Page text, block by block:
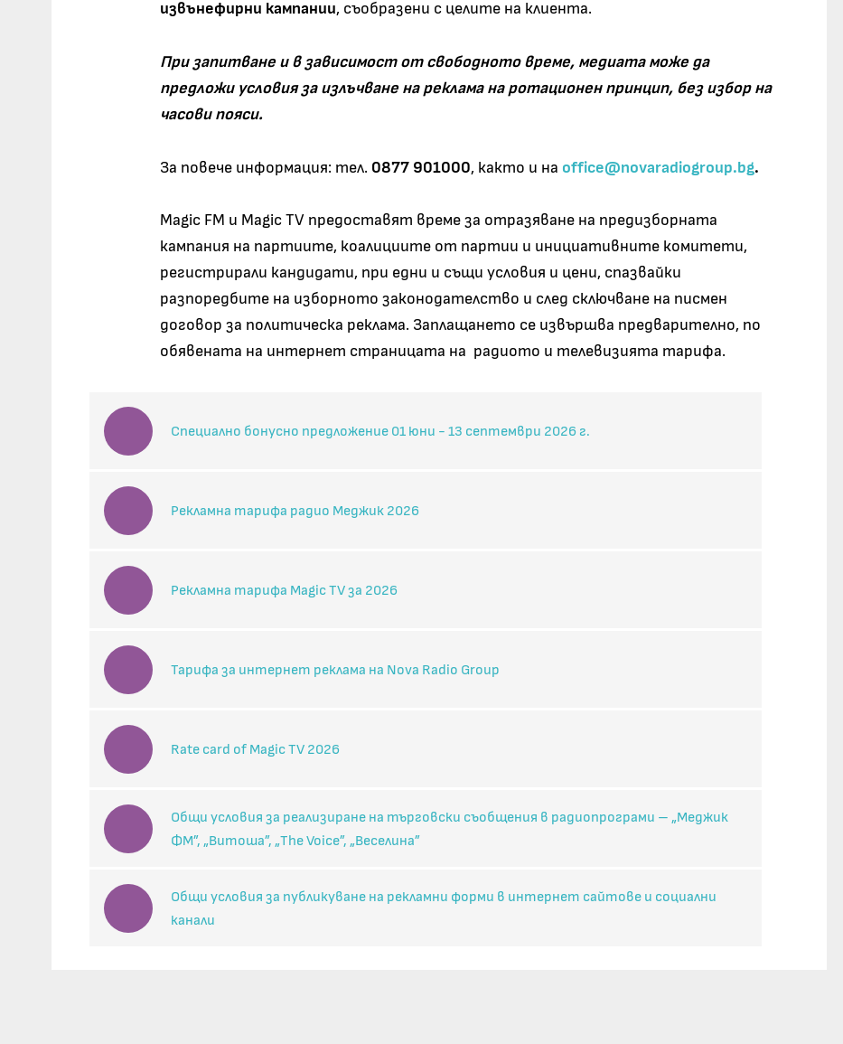
извънефирни кампании, съобразени с целите на клиента.
При запитване и в зависимост от свободното време, медиата може да
предложи условия за излъчване на реклама на ротационен принцип, без избор на
часови пояси.
За повече информация: тел. 0877 901000, както и на office@novaradiogroup.bg.
Magic FM и Magic TV предоставят време за отразяване на предизборната
кампания на партиите, коалициите от партии и инициативните комитети,
регистрирали кандидати, при едни и същи условия и цени, спазвайки
разпоредбите на изборното законодателство и след сключване на писмен
договор за политическа реклама. Заплащането се извършва предварително, по
обявената на интернет страницата на радиото и телевизията тарифа.
Специално бонусно предложение 01 юни - 13 септември 2026 г.
Рекламна тарифа радио Меджик 2026
Рекламна тарифа Magic TV за 2026
Тарифа за интернет реклама на Nova Radio Group
Rate card of Magic TV 2026
Общи условия за реализиране на търговски съобщения в радиопрограми – „Меджик
ФМ”, „Витоша”, „The Voice”, „Веселина”
Общи условия за публикуване на рекламни форми в интернет сайтове и социални
канали